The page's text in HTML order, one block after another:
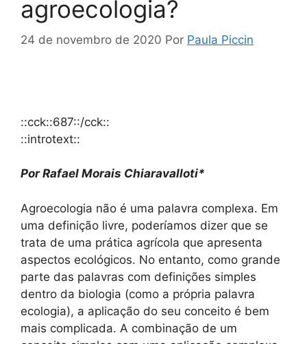
agroecologia?
24 de novembro de 2020 Por Paula Piccin
::cck::687::/cck::
::introtext::
Por Rafael Morais Chiaravalloti*
Agroecologia não é uma palavra complexa. Em
uma definição livre, poderíamos dizer que se
trata de uma prática agrícola que apresenta
aspectos ecológicos. No entanto, como grande
parte das palavras com definições simples
dentro da biologia (como a própria palavra
ecologia), a aplicação do seu conceito é bem
mais complicada. A combinação de um